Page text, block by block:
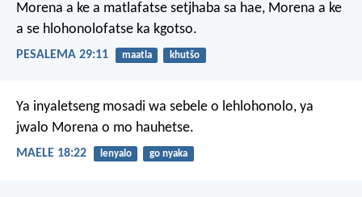
Morena a ke a matlafatse setjhaba sa hae, Morena a ke
a se hlohonolofatse ka kgotso.
PESALEMA 29:11 maatla khutšo
Ya inyaletseng mosadi wa sebele o lehlohonolo, ya
jwalo Morena o mo hauhetse.
MAELE 18:22 lenyalo go nyaka